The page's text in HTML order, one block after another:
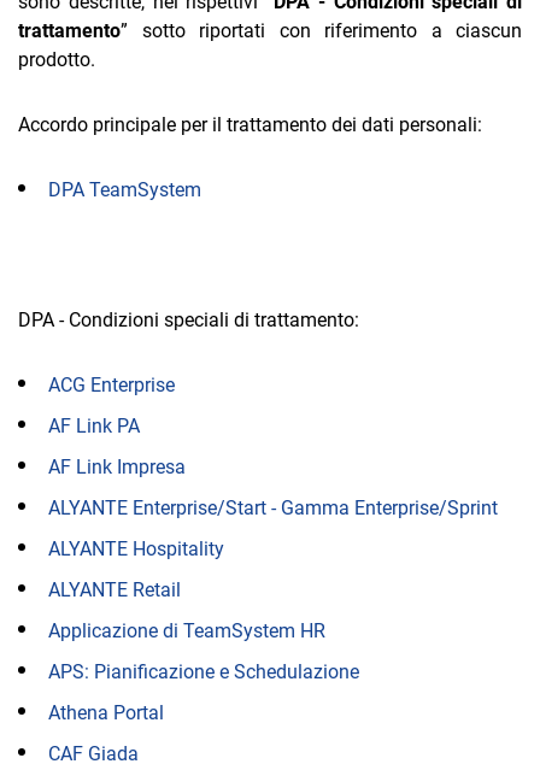
trattamento” sotto riportati con riferimento a ciascun
prodotto.
Accordo principale per il trattamento dei dati personali:
DPA TeamSystem
DPA - Condizioni speciali di trattamento:
ACG Enterprise
AF Link PA
AF Link Impresa
ALYANTE Enterprise/Start - Gamma Enterprise/Sprint
ALYANTE Hospitality
ALYANTE Retail
Applicazione di TeamSystem HR
APS: Pianificazione e Schedulazione
Athena Portal
CAF Giada